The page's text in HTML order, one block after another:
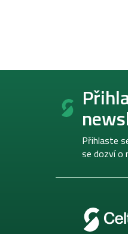
Z
Přihlaste
se dozví o